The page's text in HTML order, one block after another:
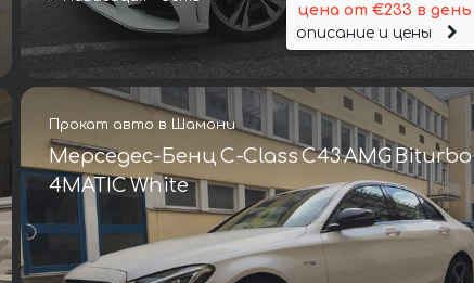
цена от €233 в день
описание и цены
Прокат авто в Шамони
Мерседес-Бенц C-Class C43 AMG Biturbo
4MATIC White